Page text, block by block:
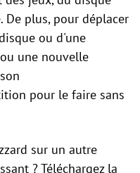
De plus, pour déplacer
ou d'une
une nouvelle
pour le faire sans
sur un autre
? Téléchargez la